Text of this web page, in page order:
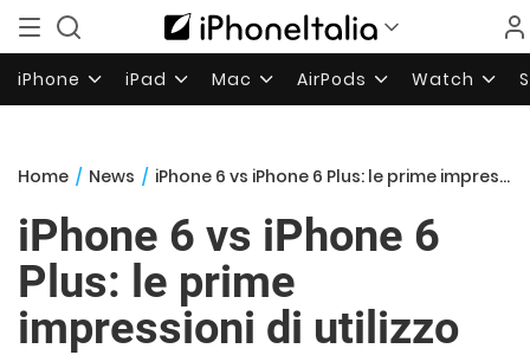
iPhone iPad Mac AirPods Watch
Home / News / iPhone 6 vs iPhone 6 Plus: le prime impressioni di utilizzo
iPhone 6 vs iPhone 6
Plus: le prime
impressioni di utilizzo